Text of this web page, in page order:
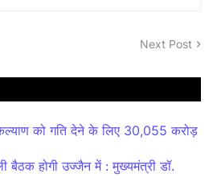
Next Post
को गति देने के लिए 30,055 करोड़
बैठक होगी उज्जैन में : मुख्यमंत्री डॉ.